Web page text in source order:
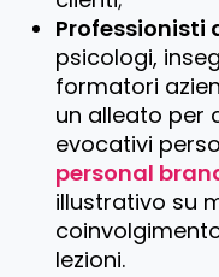
Professionisti
psicologi,
formatori
un alleato per
evocativi
personal
illustrativo su
lezioni.